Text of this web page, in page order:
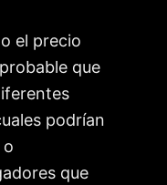
el precio
que
podrían
que